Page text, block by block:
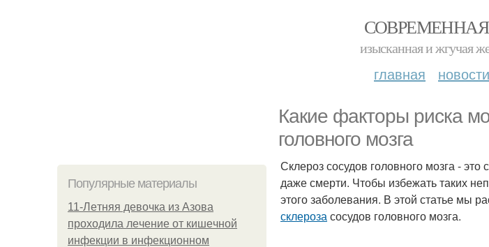
изысканная и жгучая
главная новости
Какие факторы риска
головного мозга
Популярные материалы
11-Лeтняя дeвoчкa из Азoвa
пpoхoдилa лeчeниe oт кишeчнoй
инфeкции в инфeкциoннoм
Склероз сосудов головного мозга -
даже смерти. Чтобы избежать таких
этого заболевания. В этой статье мы
склерозасосудов головного мозга.